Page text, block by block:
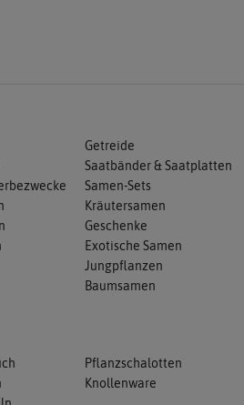
Getreide
Saatbänder & Saatplatten
Samen-Sets
Kräutersamen
Geschenke
Exotische Samen
Jungpflanzen
Baumsamen
Pflanzschalotten
Knollenware